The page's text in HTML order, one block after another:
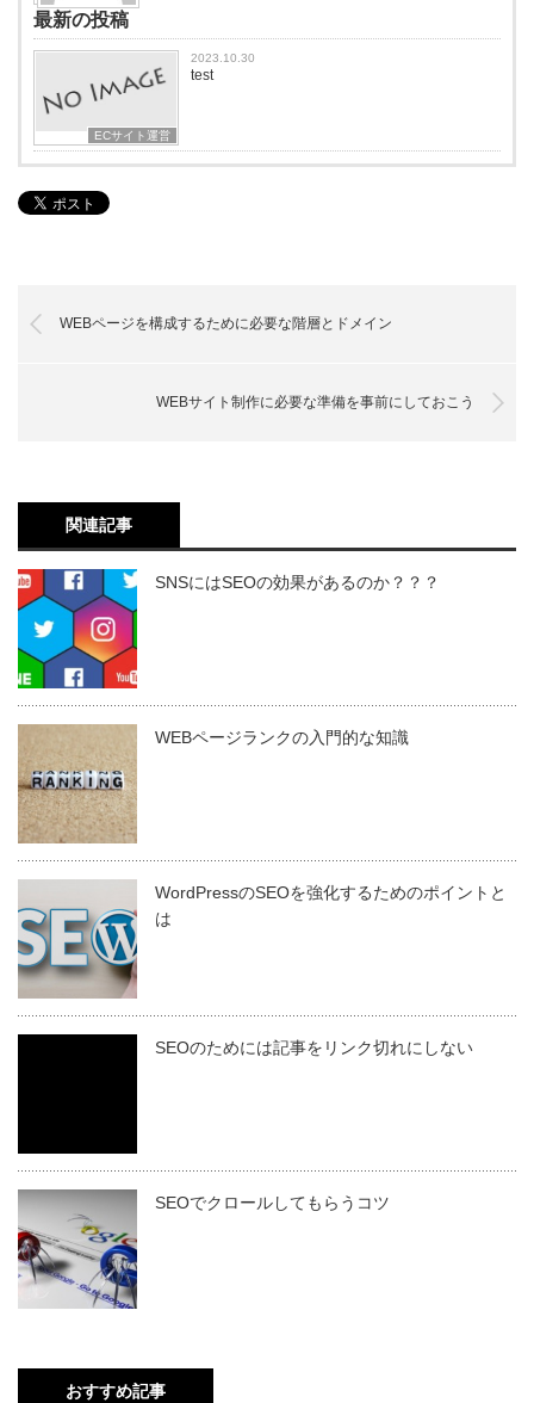
最新の投稿
ECサイト運営
2023.10.30
test
WEBページを構成するために必要な階層とドメイン
WEBサイト制作に必要な準備を事前にしておこう
関連記事
SNSにはSEOの効果があるのか？？？
WEBページランクの入門的な知識
WordPressのSEOを強化するためのポイントと
は
SEOのためには記事をリンク切れにしない
SEOでクロールしてもらうコツ
おすすめ記事